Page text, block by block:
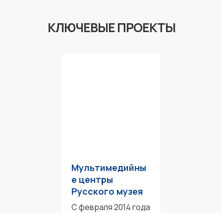
КЛЮЧЕВЫЕ ПРОЕКТЫ
Мультимедийны
е центры
Русского музея
С февраля 2014 года